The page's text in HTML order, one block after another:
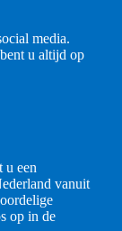
media.
u altijd op
u een
vanuit
op in de